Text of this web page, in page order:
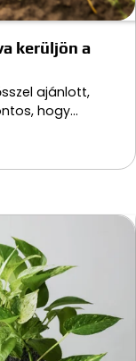
kerüljön a
ajánlott,
hogy…